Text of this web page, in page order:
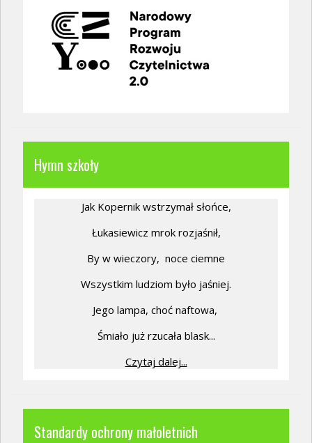
Hymn szkoły
Jak Kopernik wstrzymał słońce,
Łukasiewicz mrok rozjaśnił,
By w wieczory, noce ciemne
Wszystkim ludziom było jaśniej.
Jego lampa, choć naftowa,
Śmiało już rzucała blask...
Czytaj dalej...
Standardy ochrony małoletnich